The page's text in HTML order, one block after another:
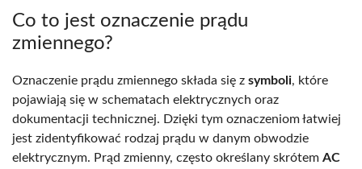
Co to jest oznaczenie prądu
zmiennego?
Oznaczenie prądu zmiennego składa się z symboli, które
pojawiają się w schematach elektrycznych oraz
dokumentacji technicznej. Dzięki tym oznaczeniom łatwiej
jest zidentyfikować rodzaj prądu w danym obwodzie
elektrycznym. Prąd zmienny, często określany skrótem AC